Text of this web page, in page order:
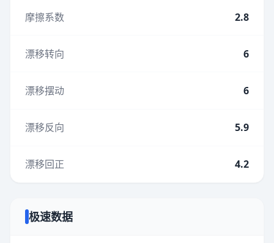
摩擦系数 2.8
漂移转向 6
漂移摆动 6
漂移反向 5.9
漂移回正 4.2
极速数据